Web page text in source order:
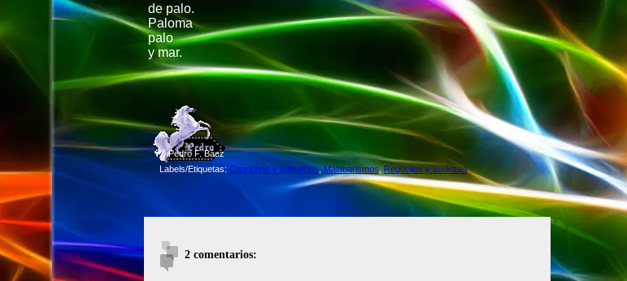
de palo.
Paloma
palo
y mar.
©Pedro F. Báez
Labels/Etiquetas: Caprichos y ensueños,Malabarismos,Regocijos y sutilezas
2 comentarios: